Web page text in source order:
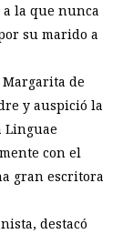
la que nunca
su marido a
Margarita de
y auspició la
Linguae
con el
gran escritora
destacó